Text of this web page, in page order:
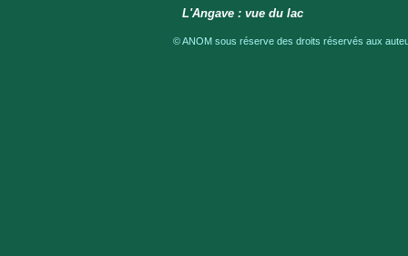
L'Angave : vue du lac
© ANOM sous réserve des droits réservés aux